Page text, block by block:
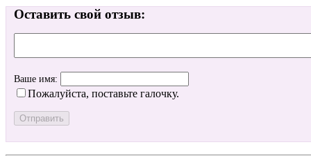
Оставить свой отзыв:
Ваше имя:
Пожалуйста, поставьте галочку.